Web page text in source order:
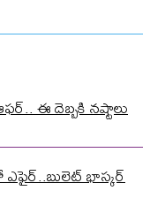
ఈ దెబ్బకి నష్టాలు
ఎఫైర్..బులెట్ భాస్కర్